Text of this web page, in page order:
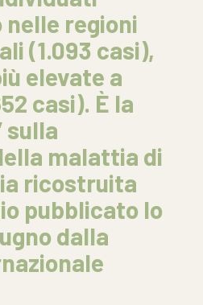
regioni
(1.093 casi),
elevate a
casi). È la
sulla
malattia di
ricostruita
pubblicato lo
dalla